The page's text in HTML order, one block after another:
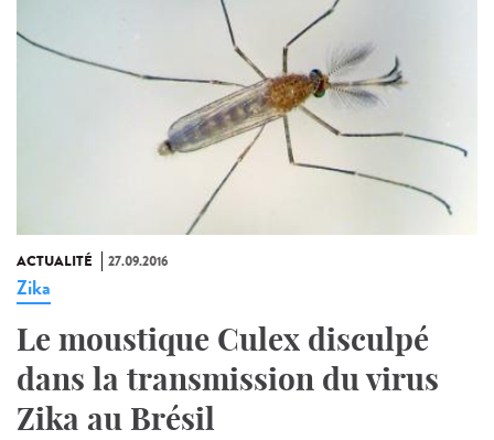
ACTUALITÉ 27.09.2016
Zika
Le moustique Culex disculpé
dans la transmission du virus
Zika au Brésil